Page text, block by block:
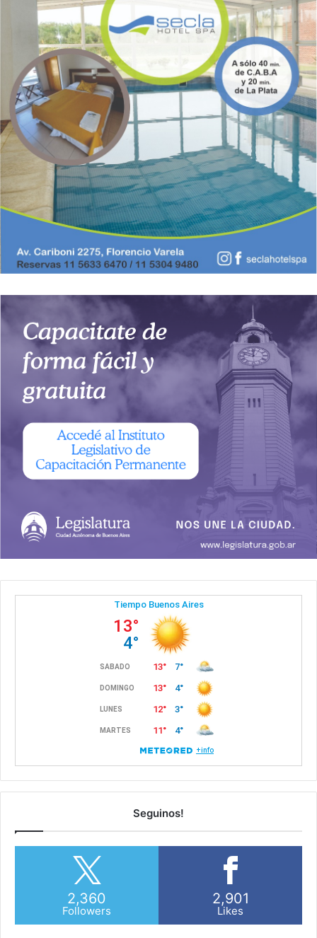
Seguinos!
2,360
Followers
2,901
Likes